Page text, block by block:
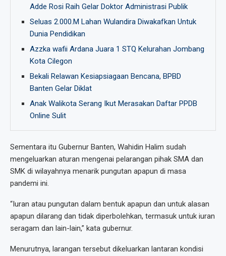
Adde Rosi Raih Gelar Doktor Administrasi Publik
Seluas 2.000.M Lahan Wulandira Diwakafkan Untuk
Dunia Pendidikan
Azzka wafii Ardana Juara 1 STQ Kelurahan Jombang
Kota Cilegon
Bekali Relawan Kesiapsiagaan Bencana, BPBD
Banten Gelar Diklat
Anak Walikota Serang Ikut Merasakan Daftar PPDB
Online Sulit
Sementara itu Gubernur Banten, Wahidin Halim sudah
mengeluarkan aturan mengenai pelarangan pihak SMA dan
SMK di wilayahnya menarik pungutan apapun di masa
pandemi ini.
“Iuran atau pungutan dalam bentuk apapun dan untuk alasan
apapun dilarang dan tidak diperbolehkan, termasuk untuk iuran
seragam dan lain-lain,” kata gubernur.
Menurutnya, larangan tersebut dikeluarkan lantaran kondisi